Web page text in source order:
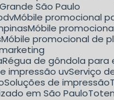
São Paulo
Móbile promocional
Móbile
Móbile promocional de
Régua de gôndola
impressão uv Serviço
Soluções de impressão
em São Paulo